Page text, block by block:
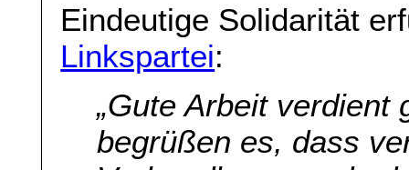
Eindeutige Solidarität
Linkspartei:
„Gute Arbeit verdient
begrüßen es, dass